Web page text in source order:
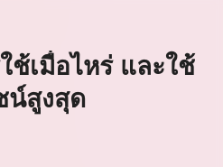
เมื่อไหร่ และใช้
น์สูงสุด